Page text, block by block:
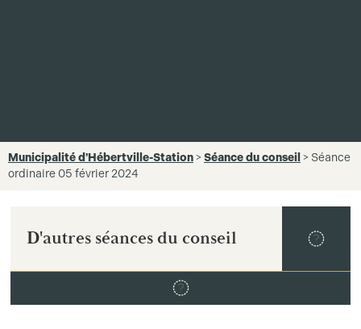
Municipalité d'Hébertville-Station> Séance du conseil > Séance
ordinaire 05 février 2024
D'autres séances du conseil